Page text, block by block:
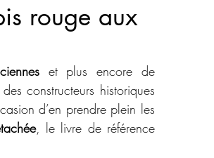
rouge aux
constructeurs historiques
d’en prendre plein les
, le livre de référence